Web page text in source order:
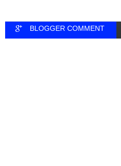
BLOGGER COMMENT